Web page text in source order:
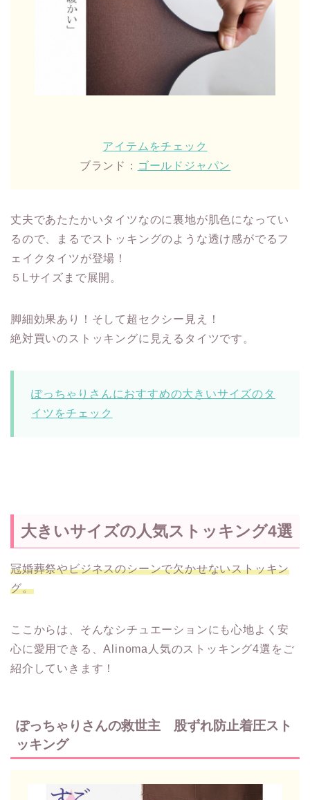
アイテムをチェック
ブランド： ゴールドジャパン
丈夫であたたかいタイツなのに裏地が肌色になってい
るので、まるでストッキングのような透け感がでるフ
ェイクタイツが登場！
５Lサイズまで展開。
脚細効果あり！そして超セクシー見え！
絶対買いのストッキングに見えるタイツです。
ぽっちゃりさんにおすすめの大きいサイズのタ
イツをチェック
大きいサイズの人気ストッキング4選
冠婚葬祭やビジネスのシーンで欠かせないストッキン
グ。
ここからは、そんなシチュエーションにも心地よく安
心に愛用できる、Alinoma人気のストッキング4選をご
紹介していきます！
ぽっちゃりさんの救世主 股ずれ防止着圧スト
ッキング